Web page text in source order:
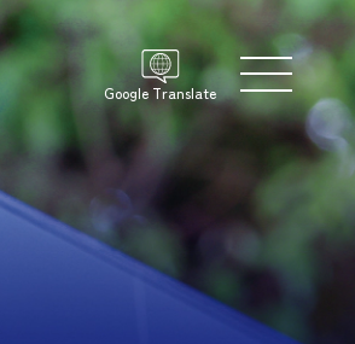
Google Translate